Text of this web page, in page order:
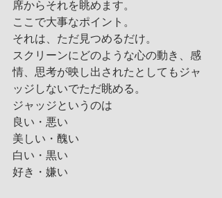
席からそれを眺めます。
ここで大事なポイント。
それは、ただ見つめるだけ。
スクリーンにどのような心の動き、感
情、思考が映し出されたとしてもジャ
ッジしないでただ眺める。
ジャッジというのは
良い・悪い
美しい・醜い
白い・黒い
好き・嫌い